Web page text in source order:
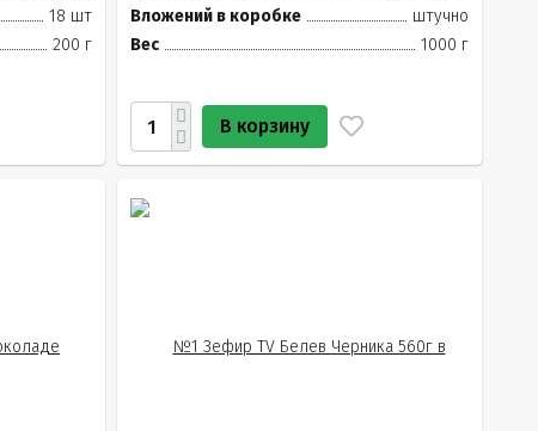
18 шт
200 г
Вложений в коробке
штучно
Вес
1000 г
В корзину